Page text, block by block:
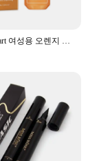
Miss Sweetheart 여성용 오렌지 페로몬 란제스, 가벼운 꽃 노트, 오리지널 데일리 데이트 향수, 100ml